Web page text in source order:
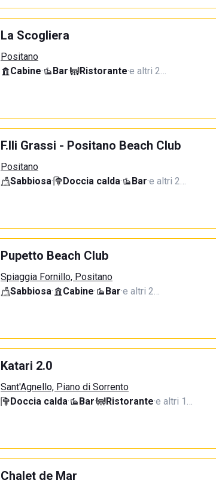
La Scogliera
Positano
Cabine· Bar· Ristorante·e altri 2…
F.lli Grassi - Positano Beach Club
Positano
Sabbiosa· Doccia calda· Bar·e altri 2…
Pupetto Beach Club
Spiaggia Fornillo, Positano
Sabbiosa· Cabine· Bar·e altri 2…
Katari 2.0
Sant'Agnello, Piano di Sorrento
Doccia calda· Bar· Ristorante·e altri 1…
Chalet de Mar